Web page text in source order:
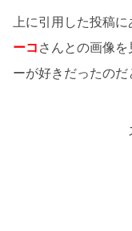
上に引用した投稿
ーコ さんとの画像
ーが好きだったのだ